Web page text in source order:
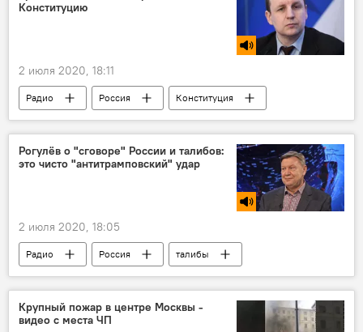
Конституцию
2 июля 2020, 18:11
Радио Россия Конституция
Рогулёв о "сговоре" России и талибов:
это чисто "антитрамповский" удар
2 июля 2020, 18:05
Радио Россия талибы
Крупный пожар в центре Москвы -
видео с места ЧП